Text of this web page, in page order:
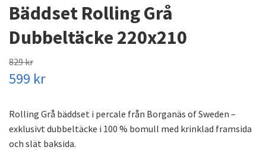
Bäddset Rolling Grå
Dubbeltäcke 220x210
829 kr
599 kr
Rolling Grå bäddset i percale från Borganäs of Sweden –
exklusivt dubbeltäcke i 100 % bomull med krinklad framsida
och slät baksida.